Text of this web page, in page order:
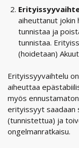
aiheuttanut jokin
tunnistaa ja
tunnistaa.
(hoidetaan)
Erityissyyvaihtelu
aiheuttaa
myös
erityissyyt saadaan
(tunnistettua) ja
ongelmanratkaisu.